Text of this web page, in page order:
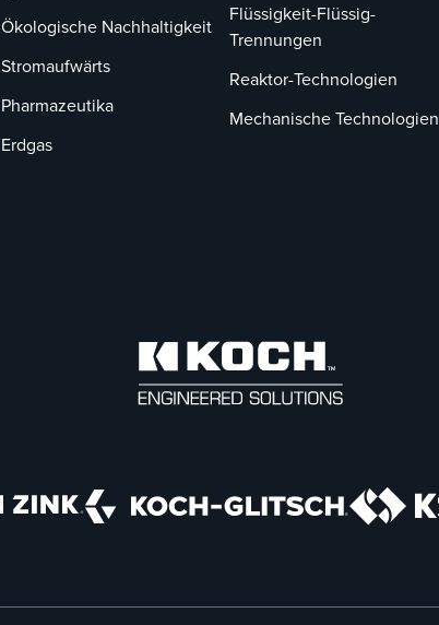
Ökologische Nachhaltigkeit
Stromaufwärts
Pharmazeutika
Erdgas
Flüssigkeit-Flüssig-
Trennungen
Reaktor-Technologien
Mechanische Technologien